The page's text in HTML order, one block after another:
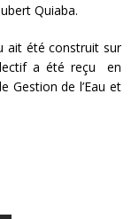
Quiaba.
ait été construit sur
a été reçu en
Gestion de l’Eau et